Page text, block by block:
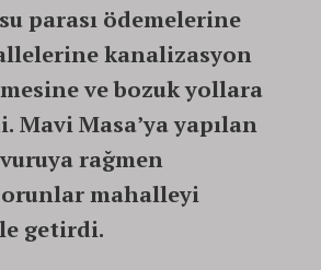
parası ödemelerine
kanalizasyon
ve bozuk yollara
Mavi Masa’ya yapılan
rağmen
mahalleyi
getirdi.